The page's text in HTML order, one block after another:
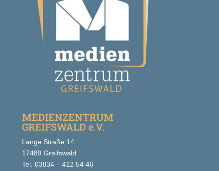
MEDIENZENTRUM
GREIFSWALD e.V.
Lange Straße 14
17489 Greifswald
Tel. 03834 – 412 54 46